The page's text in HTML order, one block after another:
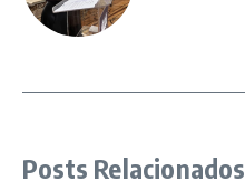
Posts Relacionados